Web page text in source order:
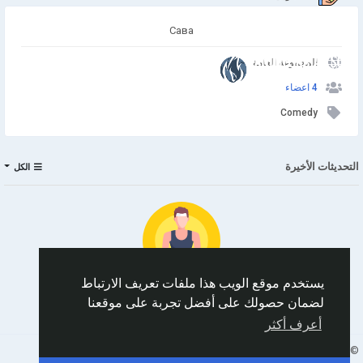
يستخدم موقع الويب هذا ملفات تعريف الارتباط
لضمان حصولك على أفضل تجربة على موقعنا
أعرف أكثر
Сава
المجموعة العامة
4 اعضاء
Comedy
التحديثات الأخيرة الكل
No data to show
© 2026 AnimeSocial.SU - Первая аниме сеть!